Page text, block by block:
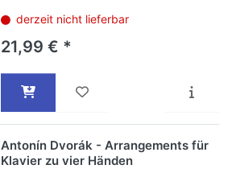
derzeit nicht lieferbar
21,99 € *
Antonín Dvorák - Arrangements für
Klavier zu vier Händen